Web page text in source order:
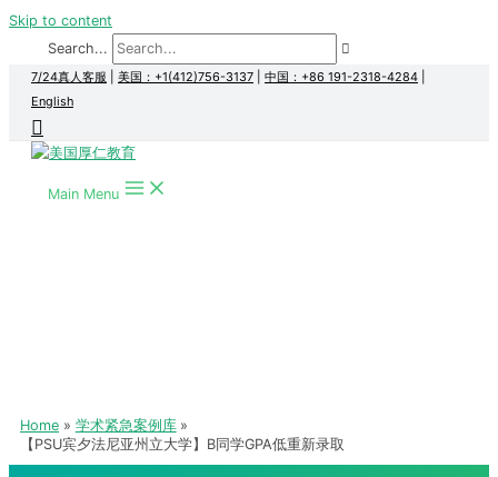
Skip to content
Search...
7/24真人客服 美国：+1(412)756-3137 中国：+86 191-2318-4284
English
Main Menu
Home
学术紧急案例库
【PSU宾夕法尼亚州立大学】B同学GPA低重新录取